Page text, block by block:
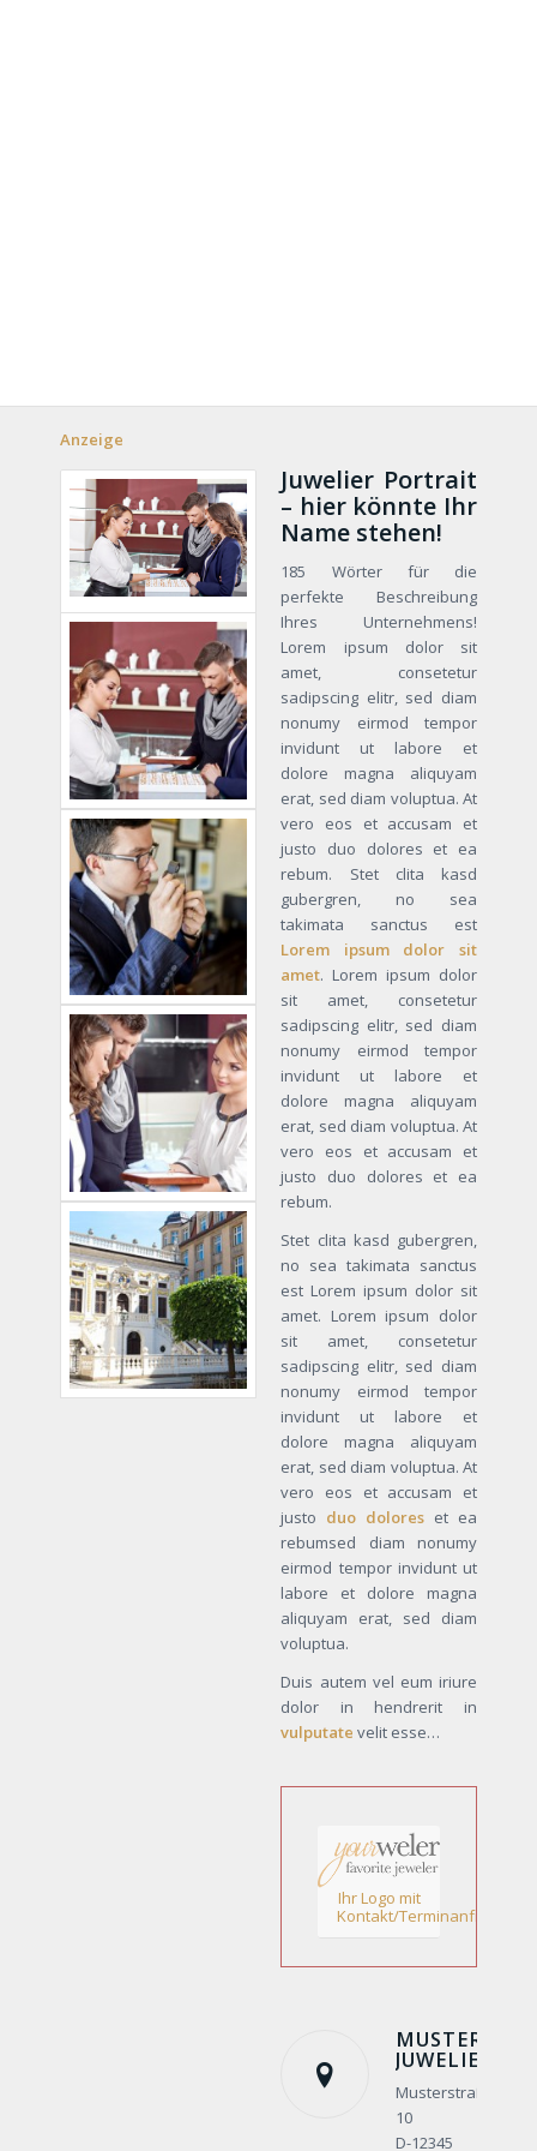
Anzeige
Juwelier Portrait
– hier könnte Ihr
Name stehen!
185 Wörter für die
perfekte Beschreibung
Ihres Unternehmens!
Lorem ipsum dolor sit
amet, consetetur
sadipscing elitr, sed diam
nonumy eirmod tempor
invidunt ut labore et
dolore magna aliquyam
erat, sed diam voluptua. At
vero eos et accusam et
justo duo dolores et ea
rebum. Stet clita kasd
gubergren, no sea
takimata sanctus est
Lorem ipsum dolor sit
amet. Lorem ipsum dolor
sit amet, consetetur
sadipscing elitr, sed diam
nonumy eirmod tempor
invidunt ut labore et
dolore magna aliquyam
erat, sed diam voluptua. At
vero eos et accusam et
justo duo dolores et ea
rebum.
Stet clita kasd gubergren,
no sea takimata sanctus
est Lorem ipsum dolor sit
amet. Lorem ipsum dolor
sit amet, consetetur
sadipscing elitr, sed diam
nonumy eirmod tempor
invidunt ut labore et
dolore magna aliquyam
erat, sed diam voluptua. At
vero eos et accusam et
justo duo dolores et ea
rebumsed diam nonumy
eirmod tempor invidunt ut
labore et dolore magna
aliquyam erat, sed diam
voluptua.
Duis autem vel eum iriure
dolor in hendrerit in
vulputate velit esse…
Ihr Logo mit
Kontakt/Terminanfrage!
MUSTER
JUWELIER
Musterstraße
10
D-12345